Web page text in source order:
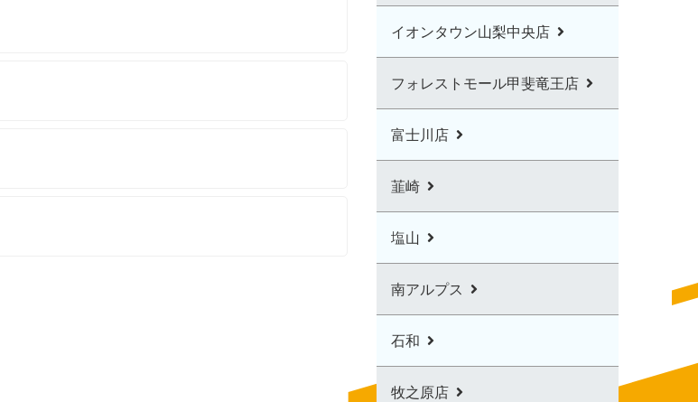
イオンタウン山梨中央店
フォレストモール甲斐竜王店
富士川店
韮崎
塩山
南アルプス
石和
牧之原店